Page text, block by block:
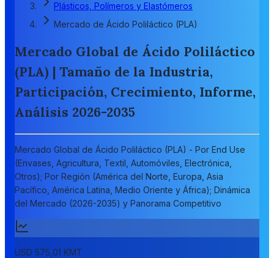
Plásticos, Polímeros y Elastómeros
Mercado de Ácido Poliláctico (PLA)
Mercado Global de Ácido Poliláctico
(PLA) | Tamaño de la Industria,
Participación, Crecimiento, Informe,
Análisis 2026-2035
Mercado Global de Ácido Poliláctico (PLA) - Por End Use
(Envases, Agricultura, Textil, Automóviles, Electrónica,
Otros); Por Región (América del Norte, Europa, Asia
Pacífico, América Latina, Medio Oriente y África); Dinámica
del Mercado (2026-2035) y Panorama Competitivo
USD 575,01 KMT